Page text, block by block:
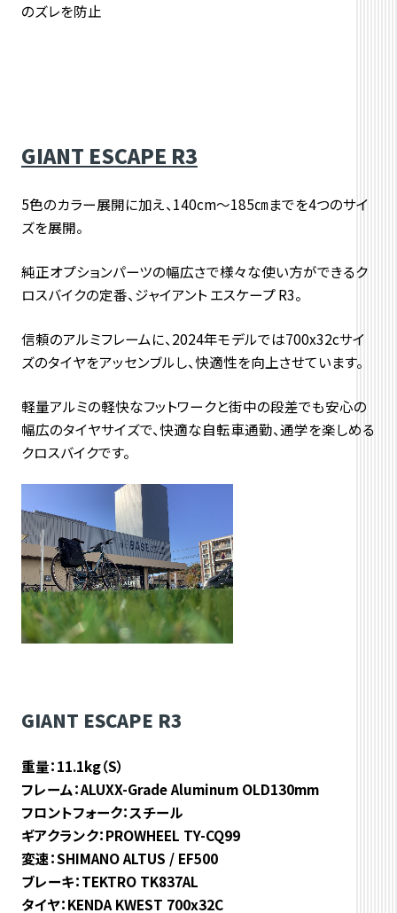
のズレを防止
GIANT ESCAPE R3
5色のカラー展開に加え、140cm～185㎝までを4つのサイ
ズを展開。
純正オプションパーツの幅広さで様々な使い方ができるク
ロスバイクの定番、ジャイアント エスケープ R3。
信頼のアルミフレームに、2024年モデルでは700x32cサイ
ズのタイヤをアッセンブルし、快適性を向上させています。
軽量アルミの軽快なフットワークと街中の段差でも安心の
幅広のタイヤサイズで、快適な自転車通勤、通学を楽しめる
クロスバイクです。
GIANT ESCAPE R3
重量：11.1kg（S）
フレーム：ALUXX-Grade Aluminum OLD130mm
フロントフォーク：スチール
ギアクランク：PROWHEEL TY-CQ99
変速：SHIMANO ALTUS / EF500
ブレーキ：TEKTRO TK837AL
タイヤ：KENDA KWEST 700x32C